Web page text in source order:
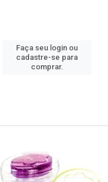
Faça seu login ou
cadastre-se para
comprar.